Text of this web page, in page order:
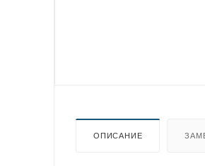
ОПИСАНИЕ